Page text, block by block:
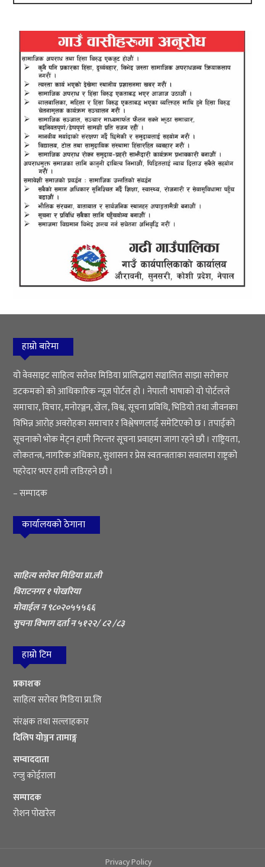
हाम्रो बारेमा
यो वेवसाइट साहित्य सरोवर मिडिया प्रालिद्धारा सञ्चालित साझा सरोकार
डटकमको को आधिकारिक न्यूज पोर्टल हो । नेपाली भाषाको यो पोर्टलले
समाचार, विचार, मनोरञ्जन, खेल, विश्व, सूचना प्रविधि, भिडियो तथा जीवनका
विभिन्न आरोह अवरोहका समाचार र विश्लेषणलाई समेटिएको छ । तपाईको
सूचनाको भोक मेट्न हामी निरन्तर सूचना प्रवाहमा जागा रहने छौ । राष्ट्रियता,
लोकतन्त्र, नागरिक अधिकार, सुशासन र प्रेस स्वतन्त्रताका सवालमा राष्ट्रको
पहरेदार भएर हामी लडिरहने छौ ।
– सम्पादक
कार्यालयको ठेगाना
साहित्य सरोवर मिडिया प्रा.ली
विराटनगर १ पोखरिया
मोवाईल न ९८०२०५५५६६
सुचना विभाग दर्ता न ५१२२/ ८२ /८३
हाम्रो टिम
प्रकाशक
साहित्य सरोवर मिडिया प्रा.लि
संरक्षक तथा सल्लाहकार
दिलिप योञ्जन तामाङ्ग
सम्वाददाता
रन्जु कोईराला
सम्पादक
रोशन पोखरेल
Privacy Policy